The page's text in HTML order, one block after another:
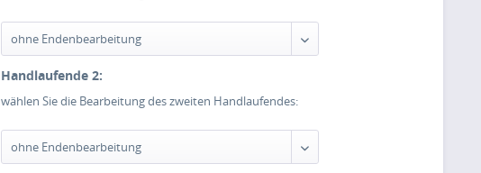
Handlaufende 2:
wählen Sie die Bearbeitung des zweiten Handlaufendes: